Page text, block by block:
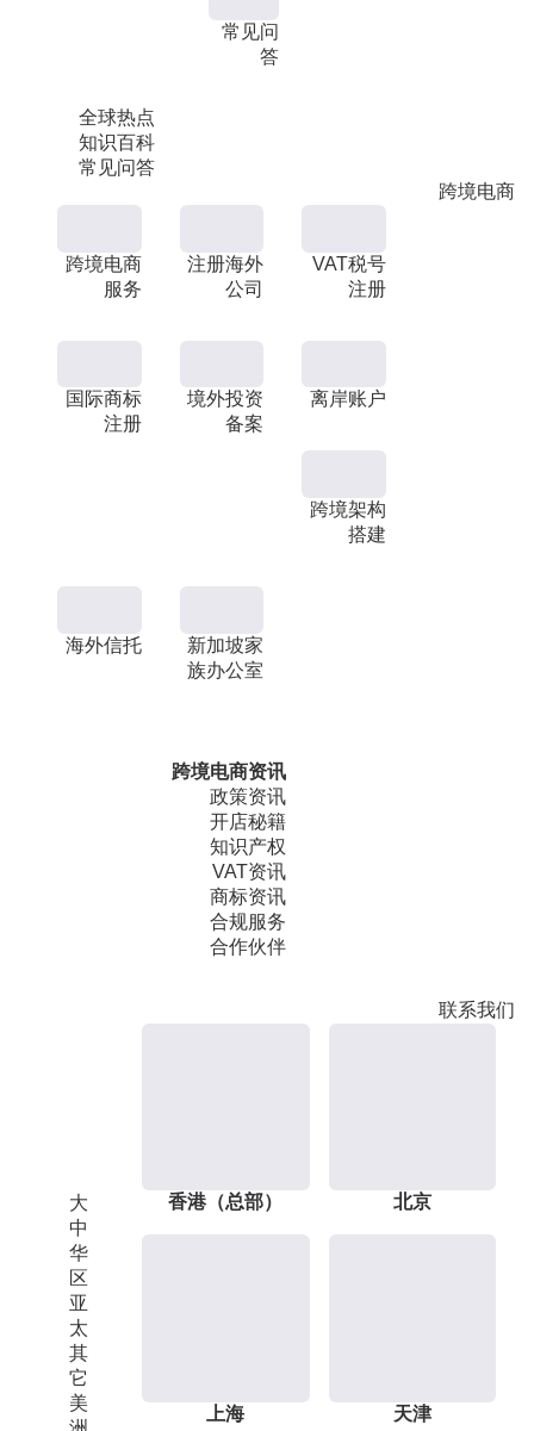
全球热点
知识百科
常见问答
常见问
答
跨境电商
跨境电商
服务
注册海外
公司
VAT税号
注册
国际商标
注册
境外投资
备案
离岸账户
跨境架构
搭建
海外信托
新加坡家
族办公室
跨境电商资讯
政策资讯
开店秘籍
知识产权
VAT资讯
商标资讯
合规服务
合作伙伴
联系我们
大
中
华
区
亚
太
其
它
美
香港（总部） 北京
上海 天津